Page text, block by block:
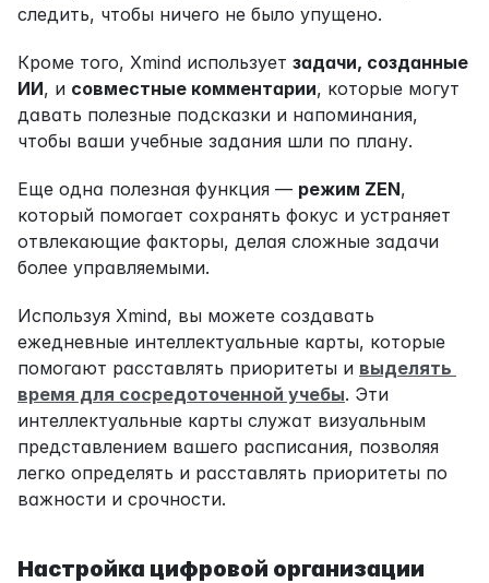
следить, чтобы ничего не было упущено.
Кроме того, Xmind использует задачи, созданные
ИИ, и совместные комментарии, которые могут
давать полезные подсказки и напоминания,
чтобы ваши учебные задания шли по плану.
Еще одна полезная функция — режим ZEN,
который помогает сохранять фокус и устраняет
отвлекающие факторы, делая сложные задачи
более управляемыми.
Используя Xmind, вы можете создавать
ежедневные интеллектуальные карты, которые
помогают расставлять приоритеты и выделять
время для сосредоточенной учебы. Эти
интеллектуальные карты служат визуальным
представлением вашего расписания, позволяя
легко определять и расставлять приоритеты по
важности и срочности.
Настройка цифровой организации